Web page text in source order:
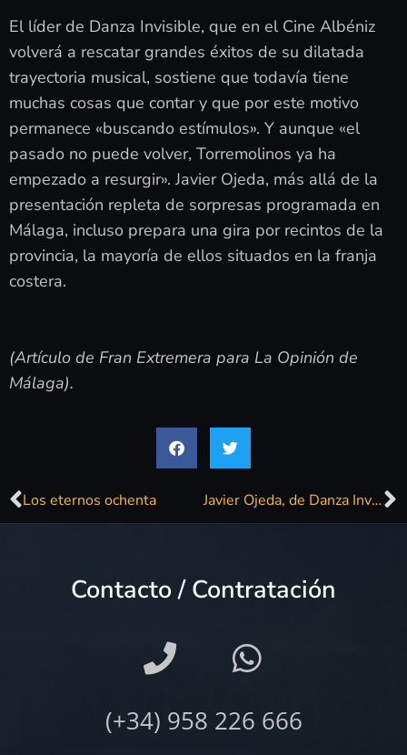
El líder de Danza Invisible, que en el Cine Albéniz
volverá a rescatar grandes éxitos de su dilatada
trayectoria musical, sostiene que todavía tiene
muchas cosas que contar y que por este motivo
permanece «buscando estímulos». Y aunque «el
pasado no puede volver, Torremolinos ya ha
empezado a resurgir». Javier Ojeda, más allá de la
presentación repleta de sorpresas programada en
Málaga, incluso prepara una gira por recintos de la
provincia, la mayoría de ellos situados en la franja
costera.
(Artículo de Fran Extremera para La Opinión de
Málaga).
Los eternos ochenta Javier Ojeda, de Danza Invisible, saca disco en solitario «Barrio La Paz Actos 2 & 3»
Contacto / Contratación
(+34) 958 226 666